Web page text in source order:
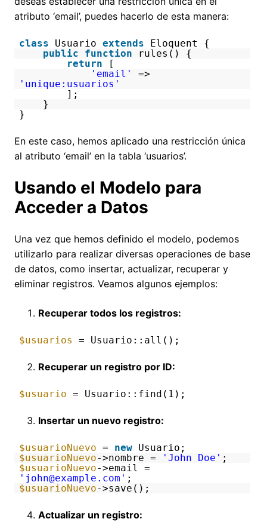
atributo ‘email’, puedes hacerlo de esta manera:
class Usuario extends
Eloquent {
public
function
rules() {
return
[
'email'
=>
'unique:usuarios'
];
}
}
En este caso, hemos aplicado una restricción única
al atributo ‘email’ en la tabla ‘usuarios’.
Usando el Modelo para
Acceder a Datos
Una vez que hemos definido el modelo, podemos
utilizarlo para realizar diversas operaciones de base
de datos, como insertar, actualizar, recuperar y
eliminar registros. Veamos algunos ejemplos:
Recuperar todos los registros:
$usuarios = Usuario::all();
Recuperar un registro por ID:
$usuario = Usuario::find(1);
Insertar un nuevo registro:
$usuarioNuevo = new Usuario;
$usuarioNuevo->nombre = 'John Doe' ;
$usuarioNuevo->email =
'john@example.com' ;
$usuarioNuevo->save();
Actualizar un registro: